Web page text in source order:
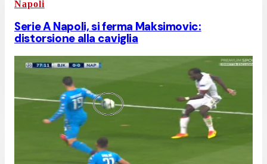
Napoli
Serie A Napoli, si ferma Maksimovic:
distorsione alla caviglia